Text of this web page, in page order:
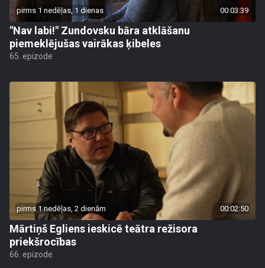
pirms 1 nedēļas, 1 dienas 00:03:39
"Nav labi!" Zundovsku bāra atklāšanu
piemeklējušas vairākas ķibeles
65. epizode
pirms 1 nedēļas, 2 dienām 00:02:50
Mārtiņš Egliens ieskicē teātra režisora
priekšrocības
66. epizode